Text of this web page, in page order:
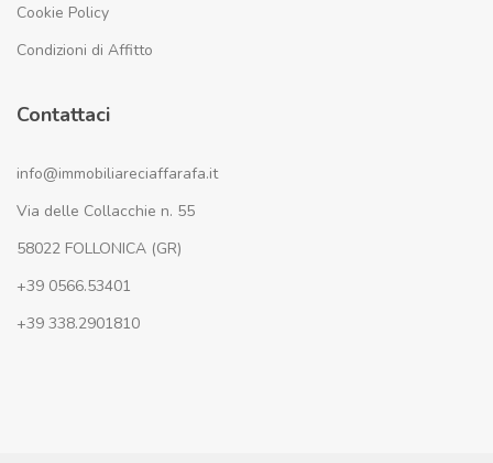
Cookie Policy
Condizioni di Affitto
Contattaci
info@immobiliareciaffarafa.it
Via delle Collacchie n. 55
58022 FOLLONICA (GR)
+39 0566.53401
+39 338.2901810